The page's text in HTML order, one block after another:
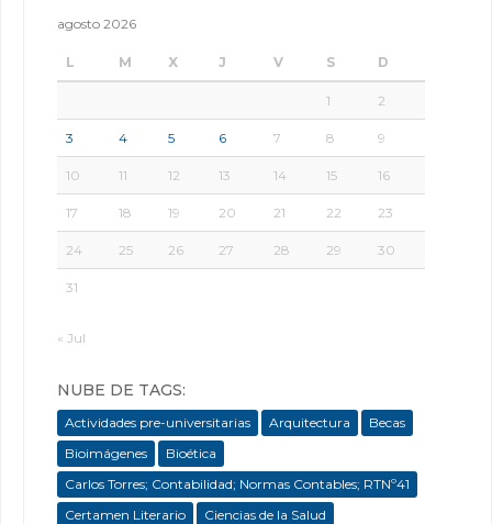
agosto 2026
L M X J V S D
1 2
3 4 5 6 7 8 9
10 11 12 13 14 15 16
17 18 19 20 21 22 23
24 25 26 27 28 29 30
31
« Jul
NUBE DE TAGS:
Actividades pre-universitarias Arquitectura
Becas
Bioimágenes
Bioética
Carlos Torres; Contabilidad; Normas Contables; RTNº41
Certamen Literario
Ciencias de la Salud